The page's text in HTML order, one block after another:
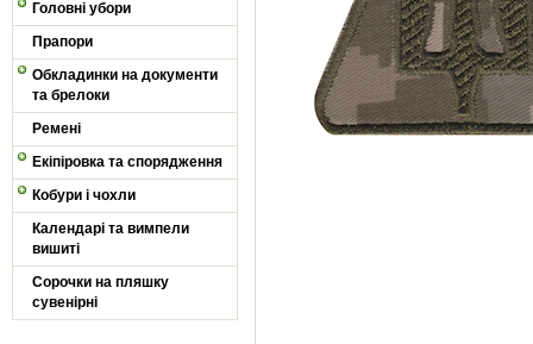
Головні убори
Прапори
Обкладинки на документи
та брелоки
Ремені
Екіпіровка та спорядження
Кобури і чохли
Календарі та вимпели
вишиті
Сорочки на пляшку
сувенірні